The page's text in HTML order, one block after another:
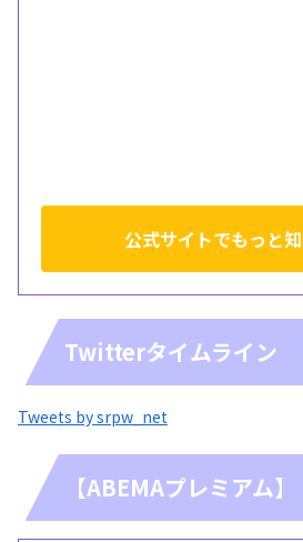
公式サイトでもっと
Twitterタイムライン
Tweets by srpw_net
【ABEMAプレミアム】